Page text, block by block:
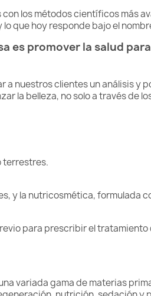
los métodos científicos más
que hoy responde bajo el
es promover la salud
nuestros clientes un análisis y
la belleza, no solo a través de
terrestres.
y la nutricosmética, formulada
para prescribir el
variada gama de materias